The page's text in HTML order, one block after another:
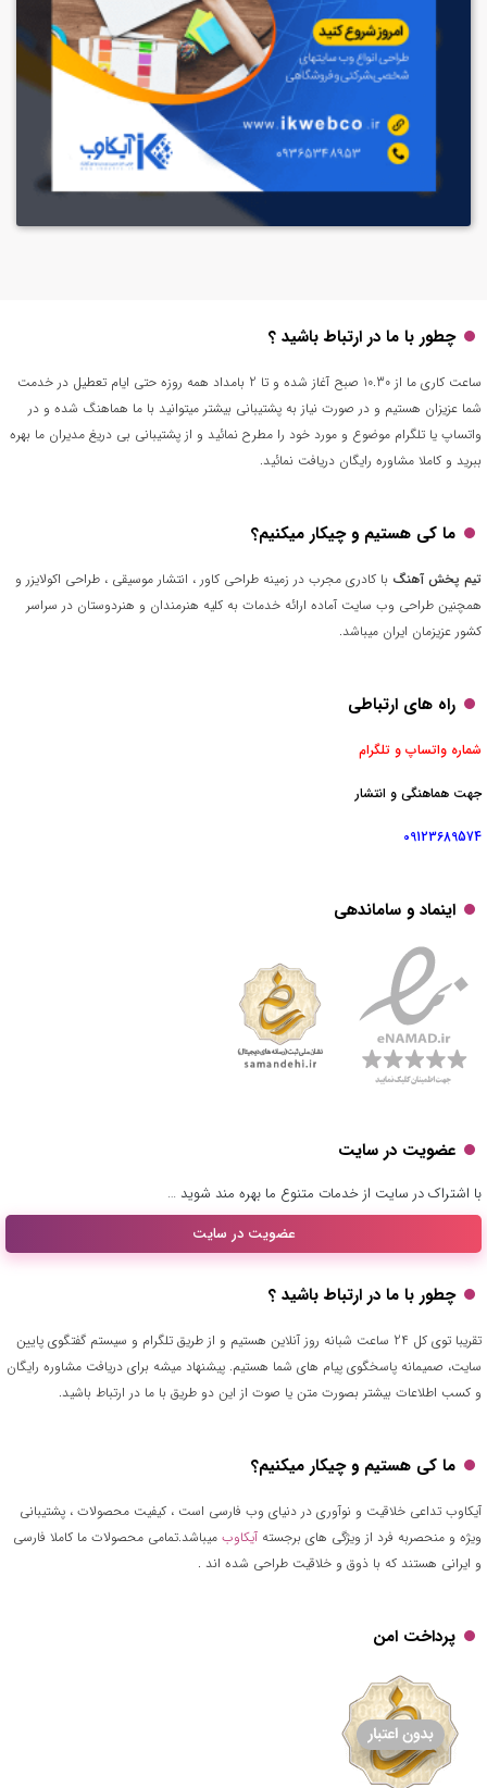
چطور با ما در ارتباط باشید ؟
ساعت کاری ما از 10.30 صبح آغاز شده و تا 2 بامداد همه روزه حتی ایام تعطیل در خدمت
شما عزیزان هستیم و در صورت نیاز به پشتیبانی بیشتر میتوانید با ما هماهنگ شده و در
واتساپ یا تلگرام موضوع و مورد خود را مطرح نمائید و از پشتیبانی بی دریغ مدیران ما بهره
ببرید و کاملا مشاوره رایگان دریافت نمائید.
ما کی هستیم و چیکار میکنیم؟
تیم پخش آهنگ با کادری مجرب در زمینه طراحی کاور ، انتشار موسیقی ، طراحی اکولایزر و
همچنین طراحی وب سایت آماده ارائه خدمات به کلیه هنرمندان و هنردوستان در سراسر
کشور عزیزمان ایران میباشد.
راه های ارتباطی
شماره واتساپ و تلگرام
جهت هماهنگی و انتشار
09123689574
اینماد و ساماندهی
عضویت در سایت
با اشتراک در سایت از خدمات متنوع ما بهره مند شوید …
عضویت در سایت
چطور با ما در ارتباط باشید ؟
تقریبا توی کل 24 ساعت شبانه روز آنلاین هستیم و از طریق تلگرام و سیستم گفتگوی پایین
سایت، صمیمانه پاسخگوی پیام های شما هستیم. پیشنهاد میشه برای دریافت مشاوره رایگان
و کسب اطلاعات بیشتر بصورت متن یا صوت از این دو طریق با ما در ارتباط باشید.
ما کی هستیم و چیکار میکنیم؟
آیکاوب تداعی خلاقیت و نوآوری در دنیای وب فارسی است ، کیفیت محصولات ، پشتیبانی
ویژه و منحصربه فرد از ویژگی های برجسته آیکاوب میباشد.تمامی محصولات ما کاملا فارسی
و ایرانی هستند که با ذوق و خلاقیت طراحی شده اند .
پرداخت امن